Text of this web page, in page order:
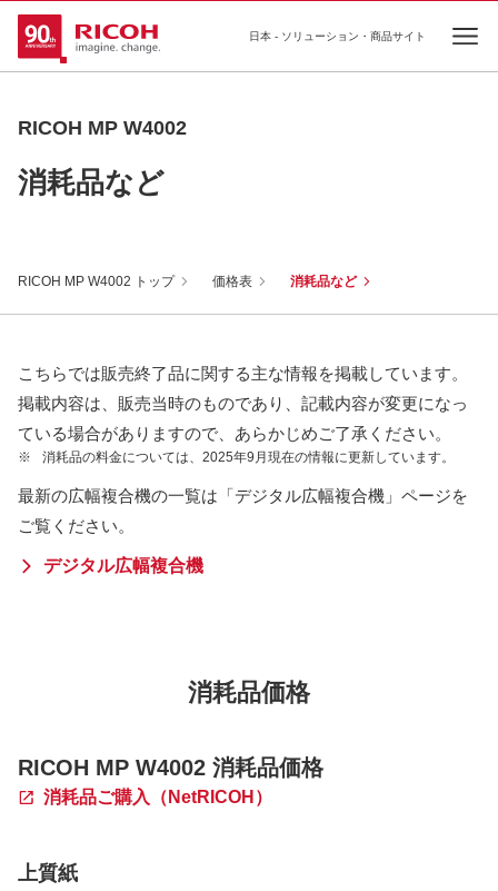
日本 - ソリューション・商品サイト
RICOH MP W4002
消耗品など
RICOH MP W4002 トップ 価格表 消耗品など
こちらでは販売終了品に関する主な情報を掲載しています。
掲載内容は、販売当時のものであり、記載内容が変更になっ
ている場合がありますので、あらかじめご了承ください。
※ 消耗品の料金については、2025年9月現在の情報に更新しています。
最新の広幅複合機の一覧は「デジタル広幅複合機」ページを
ご覧ください。
デジタル広幅複合機
消耗品価格
RICOH MP W4002 消耗品価格
消耗品ご購入（NetRICOH）
上質紙